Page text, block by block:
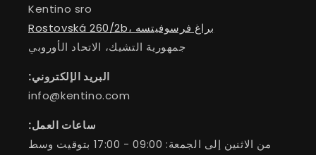
Kentino sro
Rostovská 260/2b، براغ فرسوفيتسه
جمهورية التشيك، الاتحاد الأوروبي
البريد الإلكتروني:
info@kentino.com
ساعات العمل:
من الاثنين إلى الجمعة: 09:00 - 17:00 بتوقيت وسط